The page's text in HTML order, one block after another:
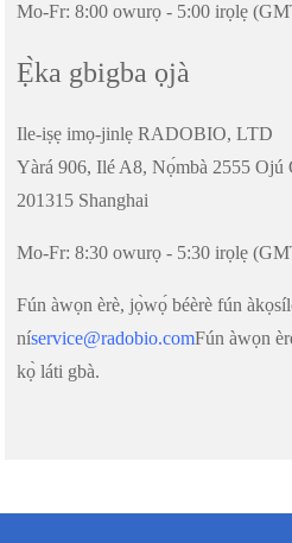
Mo-Fr: 8:00 owurọ - 5:00 irọlẹ
Ẹ̀ka gbigba ọjà
Ile-iṣẹ imọ-jinlẹ RADOBIO, LTD
Yàrá 906, Ilé A8, Nọ́mbà 2555 Ojú
201315 Shanghai
Mo-Fr: 8:30 owurọ - 5:30 irọlẹ
Fún àwọn èrè, jọ̀wọ́ béèrè fún
níservice@radobio.comFún àwọn
kọ̀ láti gbà.